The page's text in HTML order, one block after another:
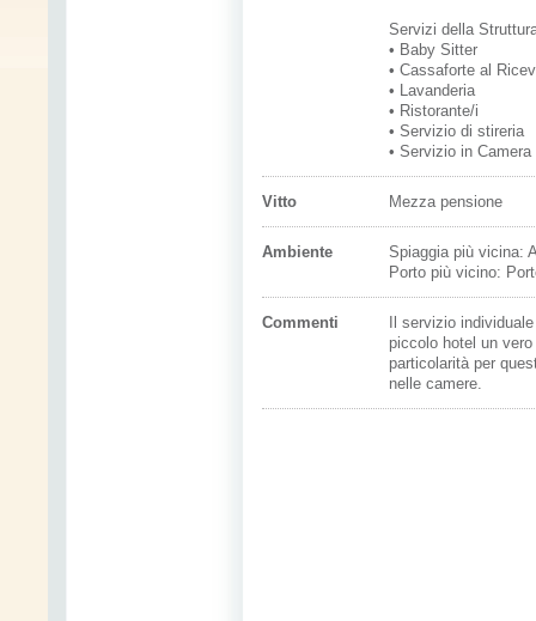
Servizi della
• Baby Sitter
• Cassaforte al
• Lavanderia
• Ristorante/i
• Servizio di stireria
• Servizio in Camera
Vitto Mezza pensione
Ambiente
Spiaggia più vicina:
Porto più vicino:
Commenti
Il servizio
piccolo hotel un
particolarità per
nelle camere.